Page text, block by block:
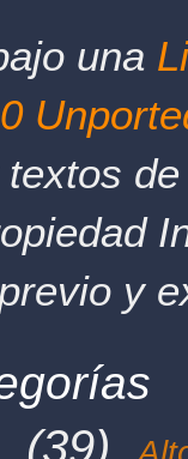
una
y
(39)